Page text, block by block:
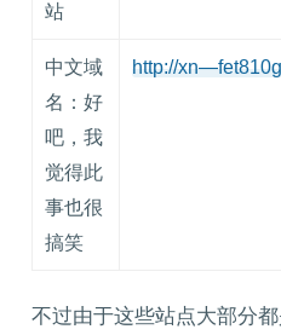
站
中文域
名：好
吧，我
觉得此
事也很
搞笑
http://
不过由于这些站点大部分